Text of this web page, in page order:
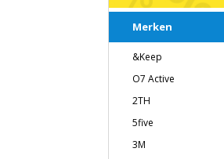
Merken
&Keep
O7 Active
2TH
5five
3M